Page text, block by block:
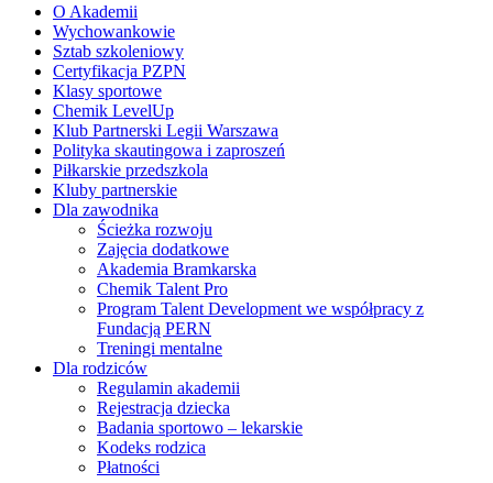
O Akademii
Wychowankowie
Sztab szkoleniowy
Certyfikacja PZPN
Klasy sportowe
Chemik LevelUp
Klub Partnerski Legii Warszawa
Polityka skautingowa i zaproszeń
Piłkarskie przedszkola
Kluby partnerskie
Dla zawodnika
Ścieżka rozwoju
Zajęcia dodatkowe
Akademia Bramkarska
Chemik Talent Pro
Program Talent Development we współpracy z
Fundacją PERN
Treningi mentalne
Dla rodziców
Regulamin akademii
Rejestracja dziecka
Badania sportowo – lekarskie
Kodeks rodzica
Płatności